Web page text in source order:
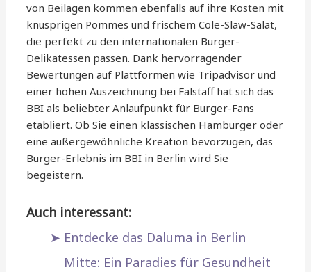
von Beilagen kommen ebenfalls auf ihre Kosten mit
knusprigen Pommes und frischem Cole-Slaw-Salat,
die perfekt zu den internationalen Burger-
Delikatessen passen. Dank hervorragender
Bewertungen auf Plattformen wie Tripadvisor und
einer hohen Auszeichnung bei Falstaff hat sich das
BBI als beliebter Anlaufpunkt für Burger-Fans
etabliert. Ob Sie einen klassischen Hamburger oder
eine außergewöhnliche Kreation bevorzugen, das
Burger-Erlebnis im BBI in Berlin wird Sie
begeistern.
Auch interessant:
Entdecke das Daluma in Berlin
Mitte: Ein Paradies für Gesundheit